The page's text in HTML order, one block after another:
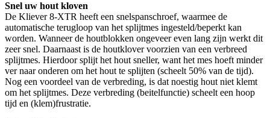
Snel uw hout kloven
De Kliever 8-XTR heeft een snelspanschroef, waarmee de
automatische terugloop van het splijtmes ingesteld/beperkt kan
worden. Wanneer de houtblokken ongeveer even lang zijn werkt dit
zeer snel. Daarnaast is de houtklover voorzien van een verbreed
splijtmes. Hierdoor splijt het hout sneller, want het mes hoeft minder
ver naar onderen om het hout te splijten (scheelt 50% van de tijd).
Nog een voordeel van de verbreding, is dat noestig hout niet klemt
om het splijtmes. Deze verbreding (beitelfunctie) scheelt een hoop
tijd en (klem)frustratie.